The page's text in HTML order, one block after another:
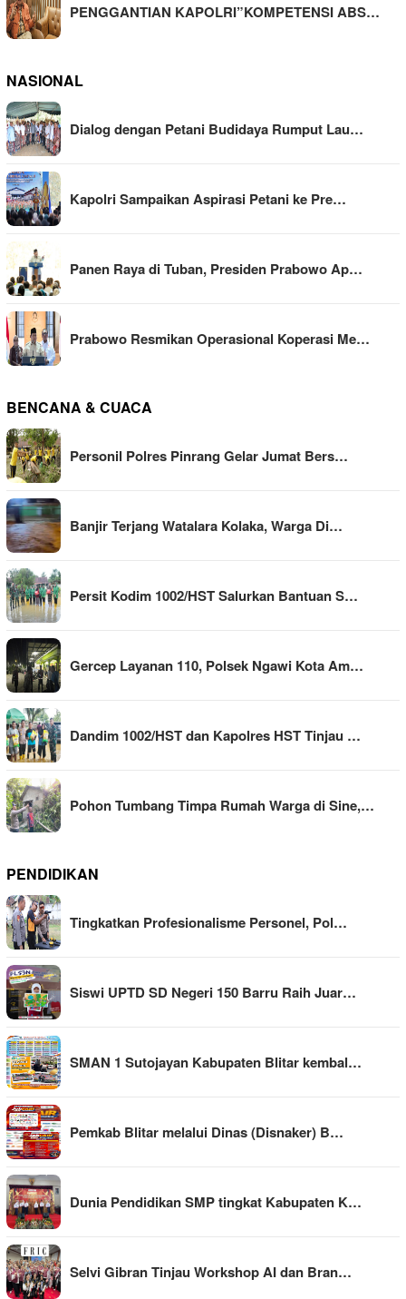
PENGGANTIAN KAPOLRI”KOMPETENSI ABS…
NASIONAL
Dialog dengan Petani Budidaya Rumput Lau…
Kapolri Sampaikan Aspirasi Petani ke Pre…
Panen Raya di Tuban, Presiden Prabowo Ap…
Prabowo Resmikan Operasional Koperasi Me…
BENCANA & CUACA
Personil Polres Pinrang Gelar Jumat Bers…
Banjir Terjang Watalara Kolaka, Warga Di…
Persit Kodim 1002/HST Salurkan Bantuan S…
Gercep Layanan 110, Polsek Ngawi Kota Am…
Dandim 1002/HST dan Kapolres HST Tinjau …
Pohon Tumbang Timpa Rumah Warga di Sine,…
PENDIDIKAN
Tingkatkan Profesionalisme Personel, Pol…
Siswi UPTD SD Negeri 150 Barru Raih Juar…
SMAN 1 Sutojayan Kabupaten Blitar kembal…
Pemkab Blitar melalui Dinas (Disnaker) B…
Dunia Pendidikan SMP tingkat Kabupaten K…
Selvi Gibran Tinjau Workshop AI dan Bran…